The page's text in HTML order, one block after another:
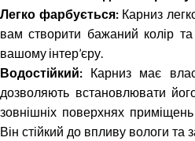
Легко фарбується:Карниз
вам створити бажаний колір та
вашому інтер’єру.
Водостійкий: Карниз має
дозволяють встановлювати
зовнішніх поверхнях
Він стійкий до впливу вологи та